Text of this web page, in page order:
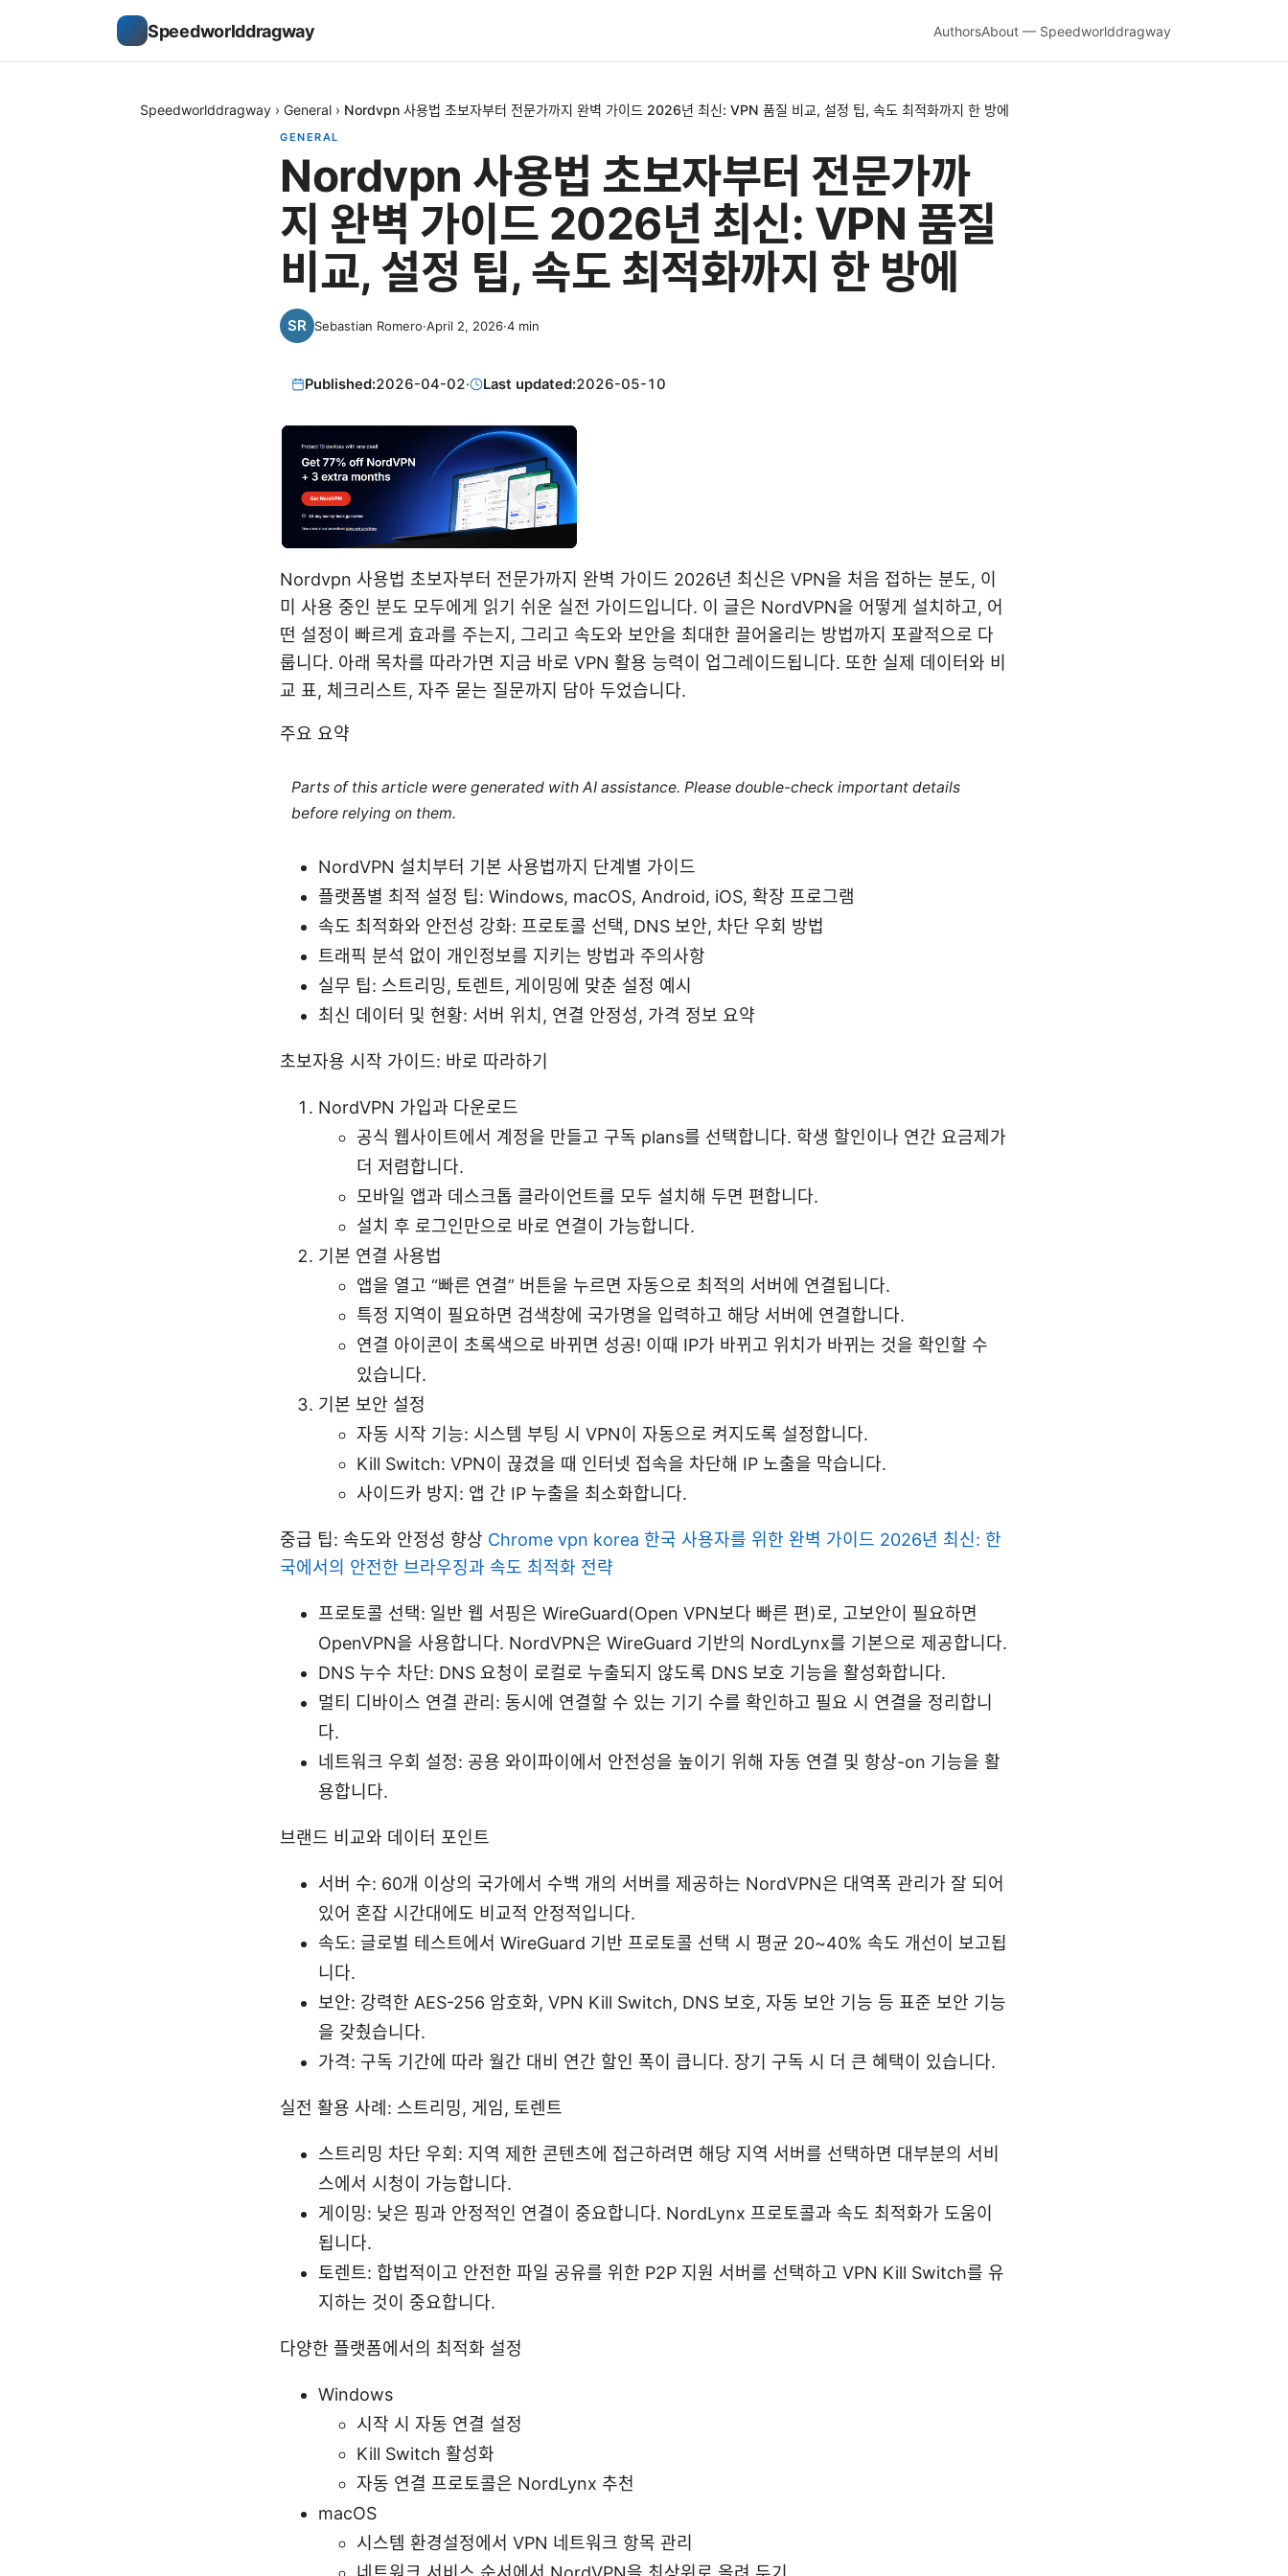
Speedworlddragway AuthorsAbout — Speedworlddragway
Speedworlddragway › General › Nordvpn 사용법 초보자부터 전문가까지 완벽 가이드 2026년 최신: VPN 품질 비교, 설정 팁, 속도 최적화까지 한 방에
GENERAL
Nordvpn 사용법 초보자부터 전문가까
지 완벽 가이드 2026년 최신: VPN 품질
비교, 설정 팁, 속도 최적화까지 한 방에
Sebastian Romero·April 2, 2026·4 min
Published:2026-04-02· Last updated:2026-05-10
Nordvpn 사용법 초보자부터 전문가까지 완벽 가이드 2026년 최신은 VPN을 처음 접하는 분도, 이
미 사용 중인 분도 모두에게 읽기 쉬운 실전 가이드입니다. 이 글은 NordVPN을 어떻게 설치하고, 어
떤 설정이 빠르게 효과를 주는지, 그리고 속도와 보안을 최대한 끌어올리는 방법까지 포괄적으로 다
룹니다. 아래 목차를 따라가면 지금 바로 VPN 활용 능력이 업그레이드됩니다. 또한 실제 데이터와 비
교 표, 체크리스트, 자주 묻는 질문까지 담아 두었습니다.
주요 요약
Parts of this article were generated with AI assistance. Please double-check important details
before relying on them.
NordVPN 설치부터 기본 사용법까지 단계별 가이드
플랫폼별 최적 설정 팁: Windows, macOS, Android, iOS, 확장 프로그램
속도 최적화와 안전성 강화: 프로토콜 선택, DNS 보안, 차단 우회 방법
트래픽 분석 없이 개인정보를 지키는 방법과 주의사항
실무 팁: 스트리밍, 토렌트, 게이밍에 맞춘 설정 예시
최신 데이터 및 현황: 서버 위치, 연결 안정성, 가격 정보 요약
초보자용 시작 가이드: 바로 따라하기
NordVPN 가입과 다운로드
공식 웹사이트에서 계정을 만들고 구독 plans를 선택합니다. 학생 할인이나 연간 요금제가
더 저렴합니다.
모바일 앱과 데스크톱 클라이언트를 모두 설치해 두면 편합니다.
설치 후 로그인만으로 바로 연결이 가능합니다.
기본 연결 사용법
앱을 열고 “빠른 연결” 버튼을 누르면 자동으로 최적의 서버에 연결됩니다.
특정 지역이 필요하면 검색창에 국가명을 입력하고 해당 서버에 연결합니다.
연결 아이콘이 초록색으로 바뀌면 성공! 이때 IP가 바뀌고 위치가 바뀌는 것을 확인할 수
있습니다.
기본 보안 설정
자동 시작 기능: 시스템 부팅 시 VPN이 자동으로 켜지도록 설정합니다.
Kill Switch: VPN이 끊겼을 때 인터넷 접속을 차단해 IP 노출을 막습니다.
사이드카 방지: 앱 간 IP 누출을 최소화합니다.
중급 팁: 속도와 안정성 향상 Chrome vpn korea 한국 사용자를 위한 완벽 가이드 2026년 최신: 한
국에서의 안전한 브라우징과 속도 최적화 전략
프로토콜 선택: 일반 웹 서핑은 WireGuard(Open VPN보다 빠른 편)로, 고보안이 필요하면
OpenVPN을 사용합니다. NordVPN은 WireGuard 기반의 NordLynx를 기본으로 제공합니다.
DNS 누수 차단: DNS 요청이 로컬로 누출되지 않도록 DNS 보호 기능을 활성화합니다.
멀티 디바이스 연결 관리: 동시에 연결할 수 있는 기기 수를 확인하고 필요 시 연결을 정리합니
다.
네트워크 우회 설정: 공용 와이파이에서 안전성을 높이기 위해 자동 연결 및 항상-on 기능을 활
용합니다.
브랜드 비교와 데이터 포인트
서버 수: 60개 이상의 국가에서 수백 개의 서버를 제공하는 NordVPN은 대역폭 관리가 잘 되어
있어 혼잡 시간대에도 비교적 안정적입니다.
속도: 글로벌 테스트에서 WireGuard 기반 프로토콜 선택 시 평균 20~40% 속도 개선이 보고됩
니다.
보안: 강력한 AES-256 암호화, VPN Kill Switch, DNS 보호, 자동 보안 기능 등 표준 보안 기능
을 갖췄습니다.
가격: 구독 기간에 따라 월간 대비 연간 할인 폭이 큽니다. 장기 구독 시 더 큰 혜택이 있습니다.
실전 활용 사례: 스트리밍, 게임, 토렌트
스트리밍 차단 우회: 지역 제한 콘텐츠에 접근하려면 해당 지역 서버를 선택하면 대부분의 서비
스에서 시청이 가능합니다.
게이밍: 낮은 핑과 안정적인 연결이 중요합니다. NordLynx 프로토콜과 속도 최적화가 도움이
됩니다.
토렌트: 합법적이고 안전한 파일 공유를 위한 P2P 지원 서버를 선택하고 VPN Kill Switch를 유
지하는 것이 중요합니다.
다양한 플랫폼에서의 최적화 설정
Windows
시작 시 자동 연결 설정
Kill Switch 활성화
자동 연결 프로토콜은 NordLynx 추천
macOS
시스템 환경설정에서 VPN 네트워크 항목 관리